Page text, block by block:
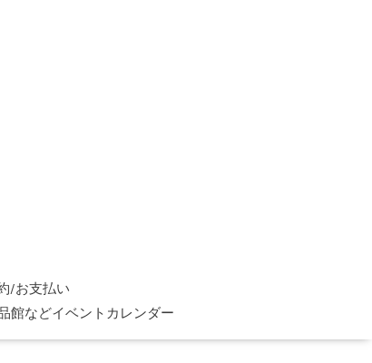
/お支払い
館などイベントカレンダー